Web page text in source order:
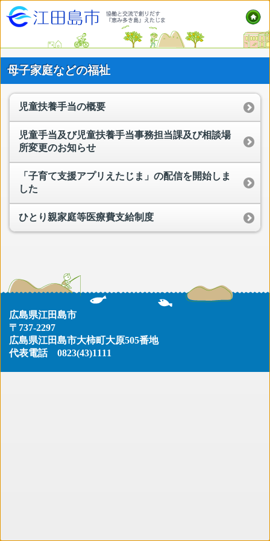
母子家庭などの福祉
児童扶養手当の概要
児童手当及び児童扶養手当事務担当課及び相談場
所変更のお知らせ
「子育て支援アプリえたじま」の配信を開始しま
した
ひとり親家庭等医療費支給制度
広島県江田島市
〒737-2297
広島県江田島市大柿町大原505番地
代表電話 0823(43)1111